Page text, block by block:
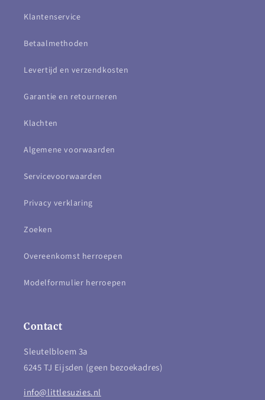
Klantenservice
Betaalmethoden
Levertijd en verzendkosten
Garantie en retourneren
Klachten
Algemene voorwaarden
Servicevoorwaarden
Privacy verklaring
Zoeken
Overeenkomst herroepen
Modelformulier herroepen
Contact
Sleutelbloem 3a
6245 TJ Eijsden (geen bezoekadres)
info@littlesuzies.nl